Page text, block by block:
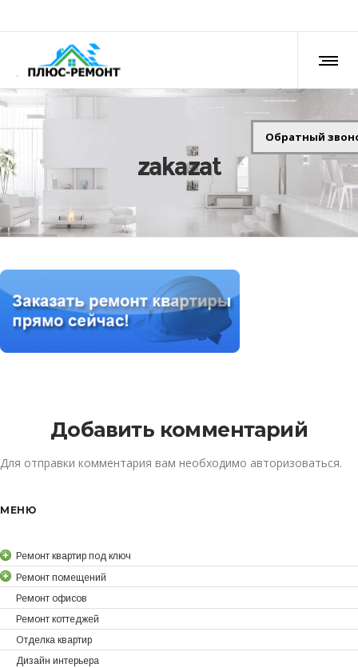
zakazat
Добавить комментарий
Для отправки комментария вам необходимо авторизоваться.
МЕНЮ
Ремонт квартир под ключ
Ремонт помещений
Ремонт офисов
Ремонт коттеджей
Отделка квартир
Дизайн интерьера
Обратный